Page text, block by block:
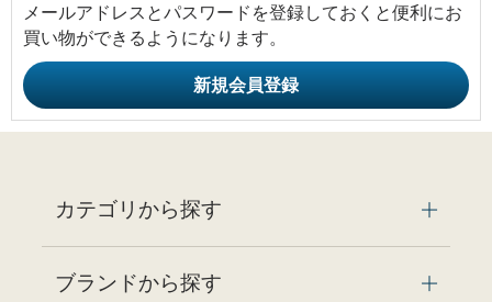
メールアドレスとパスワードを登録しておくと便利にお
買い物ができるようになります。
カテゴリから探す
ブランドから探す